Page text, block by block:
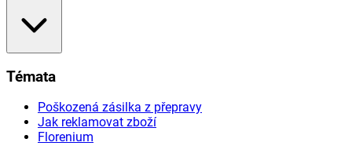
Témata
Poškozená zásilka z přepravy
Jak reklamovat zboží
Florenium